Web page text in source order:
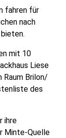
fahren für
nach
mit 10
Liese
Brilon/
des
ihre
Minte-Quelle